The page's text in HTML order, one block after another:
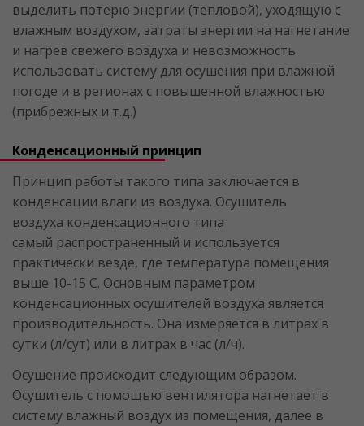
выделить потерю энергии (тепловой), уходящую с
влажным воздухом, затраты энергии на нагнетание
и нагрев свежего воздуха и невозможность
использовать систему для осушения при влажной
погоде и в регионах с повышенной влажностью
(прибрежных и т.д.)
Конденсационный принцип
Принцип работы такого типа заключается в
конденсации влаги из воздуха. Осушитель
воздуха конденсационного типа
самый распространенный и используется
практически везде, где температура помещения
выше 10-15 С. Основным параметром
конденсационных осушителей воздуха является
производительность. Она измеряется в литрах в
сутки (л/сут) или в литрах в час (л/ч).
Осушение происходит следующим образом.
Осушитель с помощью вентилятора нагнетает в
систему влажный воздух из помещения, далее в